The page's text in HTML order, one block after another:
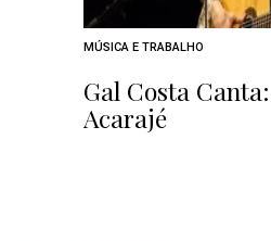
MÚSICA E TRABALHO
Gal Costa
Acarajé